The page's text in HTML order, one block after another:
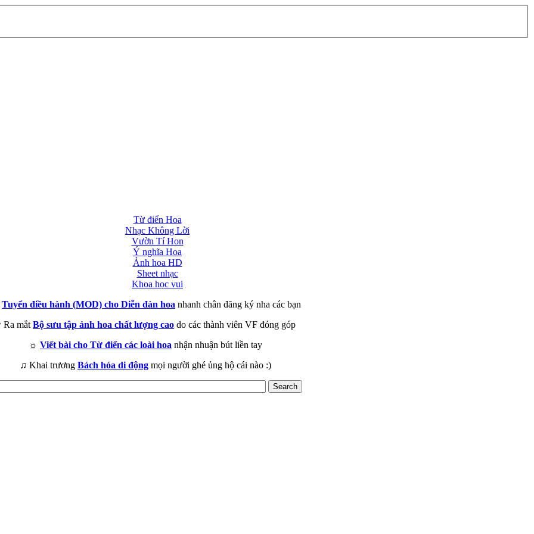
Từ điển Hoa
Nhạc Không Lời
Vườn Tí Hon
Ý nghĩa Hoa
Ảnh hoa HD
Sheet nhạc
Khoa học vui
Tuyển điều hành (MOD) cho Diễn đàn hoa nhanh chân đăng ký nha các bạn
Ra mắt Bộ sưu tập ảnh hoa chất lượng cao do các thành viên VF đóng góp
☼ Viết bài cho Từ điển các loài hoa nhận nhuận bút liền tay
♫ Khai trương Bách hóa di động mọi người ghé ủng hộ cái nào :)